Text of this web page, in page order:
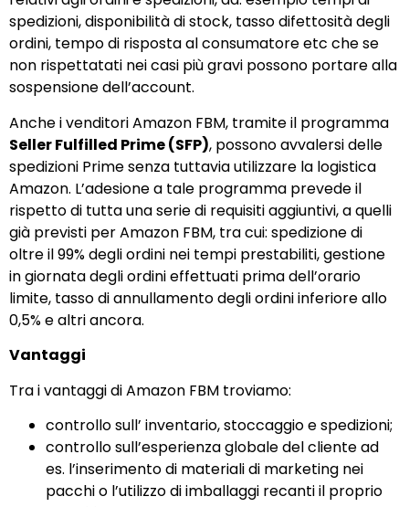
spedizioni, disponibilità di stock, tasso difettosità degli
ordini, tempo di risposta al consumatore etc che se
non rispettatati nei casi più gravi possono portare alla
sospensione dell’account.
Anche i venditori Amazon FBM, tramite il programma
Seller Fulfilled Prime (SFP), possono avvalersi delle
spedizioni Prime senza tuttavia utilizzare la logistica
Amazon. L’adesione a tale programma prevede il
rispetto di tutta una serie di requisiti aggiuntivi, a quelli
già previsti per Amazon FBM, tra cui: spedizione di
oltre il 99% degli ordini nei tempi prestabiliti, gestione
in giornata degli ordini effettuati prima dell’orario
limite, tasso di annullamento degli ordini inferiore allo
0,5% e altri ancora.
Vantaggi
Tra i vantaggi di Amazon FBM troviamo:
controllo sull’ inventario, stoccaggio e spedizioni;
controllo sull’esperienza globale del cliente ad
es. l’inserimento di materiali di marketing nei
pacchi o l’utilizzo di imballaggi recanti il proprio